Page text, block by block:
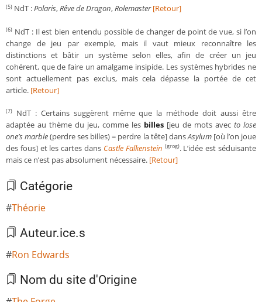
(5) NdT :Polaris,Rêve de Dragon,Rolemaster [Retour]
(6) NdT : Il est bien entendu possible de changer de point de vue, si l’on
change de jeu par exemple, mais il vaut mieux reconnaître les
distinctions et bâtir un système selon elles, afin de créer un jeu
cohérent, que de faire un amalgame insipide. Les systèmes hybrides ne
sont actuellement pas exclus, mais cela dépasse la portée de cet
article. [Retour]
(7)
NdT : Certains suggèrent même que la méthode doit aussi être
adaptée au thème du jeu, comme les billes [jeu de mots avec to lose
one’s marble(perdre ses billes) = perdre la tête] dansAsylum[où l’on joue
des fous] et les cartes dans Castle Falkenstein (grog). L’idée est séduisante
mais ce n’est pas absolument nécessaire. [Retour]
Catégorie
Théorie
Auteur.ice.s
Ron Edwards
Nom du site d'Origine